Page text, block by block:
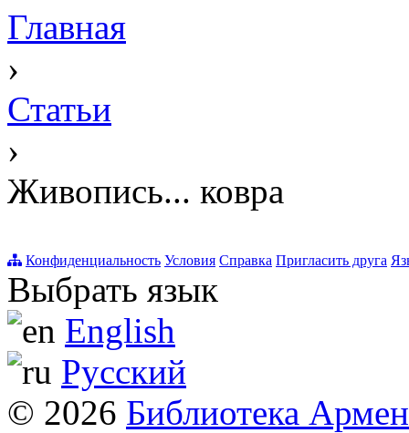
Главная
›
Статьи
›
Живопись... ковра
Конфиденциальность Условия Справка Пригласить друга
Выбрать язык
English
Русский
© 2026 Библиотека